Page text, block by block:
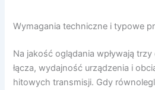
Wymagania techniczne i typowe
Na jakość oglądania wpływają
łącza, wydajność urządzenia i
hitowych transmisji. Gdy